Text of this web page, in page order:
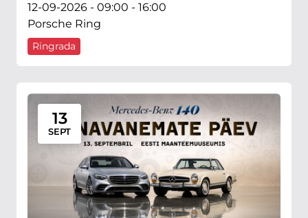
12-09-2026 - 09:00 - 16:00
Porsche Ring
Ringrada
13
SEPT